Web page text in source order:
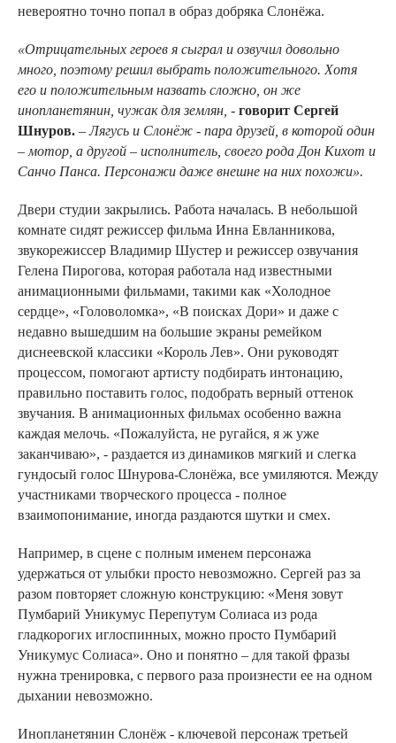
невероятно точно попал в образ добряка Слонёжа.
«Отрицательных героев я сыграл и озвучил довольно
много, поэтому решил выбрать положительного. Хотя
его и положительным назвать сложно, он же
инопланетянин, чужак для землян, - говорит Сергей
Шнуров. –Лягусь и Слонёж - пара друзей, в которой один
– мотор, а другой – исполнитель, своего рода Дон Кихот и
Санчо Панса. Персонажи даже внешне на них похожи».
Двери студии закрылись. Работа началась. В небольшой
комнате сидят режиссер фильма Инна Евланникова,
звукорежиссер Владимир Шустер и режиссер озвучания
Гелена Пирогова, которая работала над известными
анимационными фильмами, такими как «Холодное
сердце», «Головоломка», «В поисках Дори» и даже с
недавно вышедшим на большие экраны ремейком
диснеевской классики «Король Лев». Они руководят
процессом, помогают артисту подбирать интонацию,
правильно поставить голос, подобрать верный оттенок
звучания. В анимационных фильмах особенно важна
каждая мелочь. «Пожалуйста, не ругайся, я ж уже
заканчиваю», - раздается из динамиков мягкий и слегка
гундосый голос Шнурова-Слонёжа, все умиляются. Между
участниками творческого процесса - полное
взаимопонимание, иногда раздаются шутки и смех.
Например, в сцене с полным именем персонажа
удержаться от улыбки просто невозможно. Сергей раз за
разом повторяет сложную конструкцию: «Меня зовут
Пумбарий Уникумус Перепутум Солиаса из рода
гладкорогих иглоспинных, можно просто Пумбарий
Уникумус Солиаса». Оно и понятно – для такой фразы
нужна тренировка, с первого раза произнести ее на одном
дыхании невозможно.
Инопланетянин Слонёж - ключевой персонаж третьей